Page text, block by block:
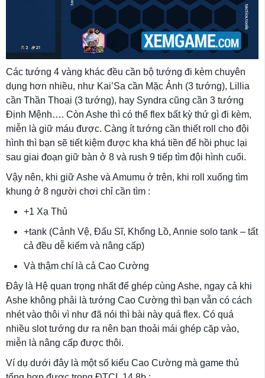
Các tướng 4 vàng khác đều cần bộ tướng đi kèm chuyên
dụng hơn nhiều, như Kai’Sa cần Mặc Ảnh (3 tướng), Lillia
cần Thần Thoại (3 tướng), hay Syndra cũng cần 3 tướng
Định Mệnh…. Còn Ashe thì có thể flex bất kỳ thứ gì đi kèm,
miễn là giữ máu được. Càng ít tướng cần thiết roll cho đội
hình thì bạn sẽ tiết kiệm được kha khá tiền để hồi phục lại
sau giai đoạn giữ bàn ở 8 và rush 9 tiếp tìm đội hình cuối.
Vậy nên, khi giữ Ashe và Amumu ở trên, khi roll xuống tìm
khung ở 8 người chơi chỉ cần tìm :
+1 Xạ Thủ
+tank (Cảnh Vệ, Đấu Sĩ, Khổng Lồ, Annie solo tank – tất
cả đều dễ kiếm và nâng cấp)
Và thậm chí là cả Cao Cường
Đây là Hệ quan trọng nhất để ghép cùng Ashe, ngay cả khi
Ashe không phải là tướng Cao Cường thì bạn vẫn có cách
nhét vào thôi vì như đã nói thì bài này quá flex. Có quá
nhiều slot tướng dư ra nên bạn thoải mái ghép cặp vào,
miễn là nâng cấp được thôi.
Ví dụ dưới đây là một số kiểu Cao Cường mà game thủ